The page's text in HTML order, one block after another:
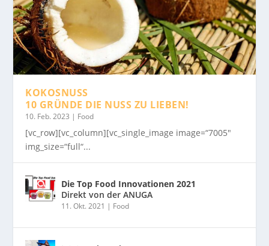
KOKOSNUSS
10 GRÜNDE DIE NUSS ZU LIEBEN!
10. Feb. 2023 | Food
[vc_row][vc_column][vc_single_image image=“7005″
img_size=“full“...
Die Top Food Innovationen 2021
Direkt von der ANUGA
11. Okt. 2021 | Food